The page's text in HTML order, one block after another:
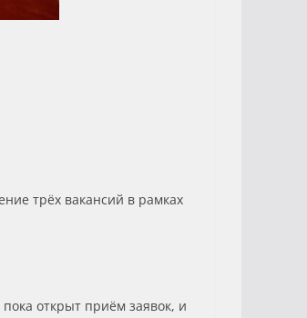
трёх вакансий в рамках
открыт приём заявок, и